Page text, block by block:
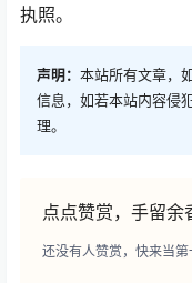
执照。
声明： 本站所有文章，
信息，如若本站内容侵
理。
点点赞赏，手留余
还没有人赞赏，快来当第